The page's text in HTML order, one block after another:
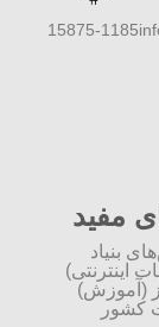
15875-1185
مفید
بنیاد
اینترنتی)
(آموزش)
کشور